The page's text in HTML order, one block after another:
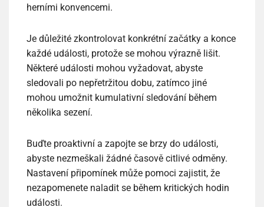
herními konvencemi.
Je důležité zkontrolovat konkrétní začátky a konce
každé události, protože se mohou výrazně lišit.
Některé události mohou vyžadovat, abyste
sledovali po nepřetržitou dobu, zatímco jiné
mohou umožnit kumulativní sledování během
několika sezení.
Buďte proaktivní a zapojte se brzy do události,
abyste nezmeškali žádné časově citlivé odměny.
Nastavení připomínek může pomoci zajistit, že
nezapomenete naladit se během kritických hodin
události.